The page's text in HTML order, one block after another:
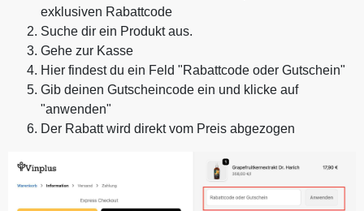
exklusiven Rabattcode
Suche dir ein Produkt aus.
Gehe zur Kasse
Hier findest du ein Feld "Rabattcode oder Gutschein"
Gib deinen Gutscheincode ein und klicke auf
"anwenden"
Der Rabatt wird direkt vom Preis abgezogen